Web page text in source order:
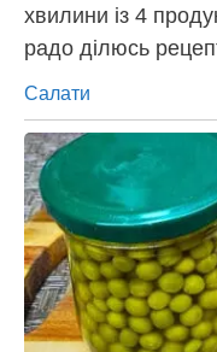
хвилини із 4
радо ділюсь
Категорії
Салати